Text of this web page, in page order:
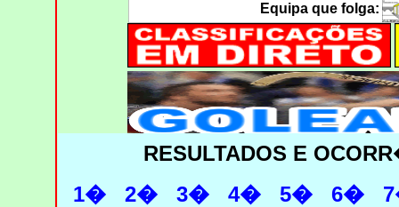
Equipa que folga:
RESULTADOS E
1�
2� 3� 4� 5� 6�